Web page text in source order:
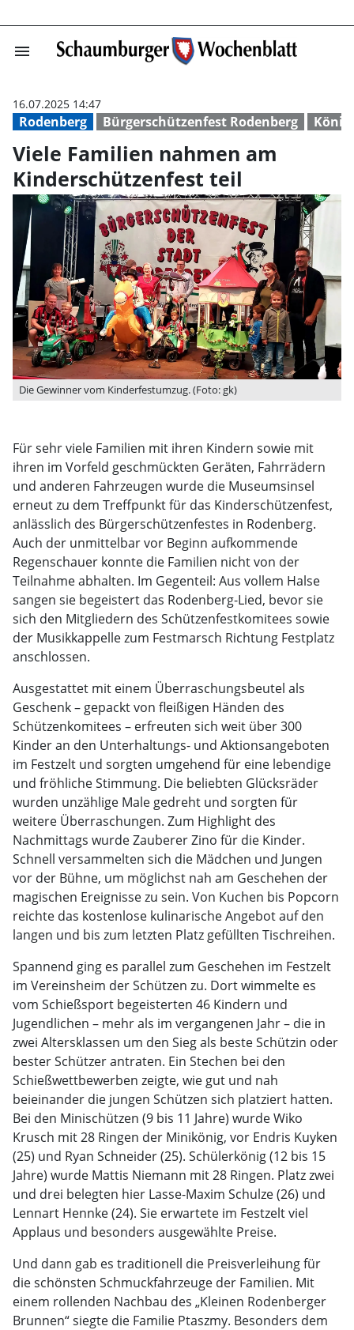
menu Viele Familien
Rodenberg Bürgerschützenfest Rodenberg
16.07.2025 14:47
Viele Familien nahmen am
Kinderschützenfest teil
Die Gewinner vom Kinderfestumzug. (Foto: gk)
Für sehr viele Familien mit ihren Kindern sowie mit
ihren im Vorfeld geschmückten Geräten, Fahrrädern
und anderen Fahrzeugen wurde die Museumsinsel
erneut zu dem Treffpunkt für das Kinderschützenfest,
anlässlich des Bürgerschützenfestes in Rodenberg.
Auch der unmittelbar vor Beginn aufkommende
Regenschauer konnte die Familien nicht von der
Teilnahme abhalten. Im Gegenteil: Aus vollem Halse
sangen sie begeistert das Rodenberg-Lied, bevor sie
sich den Mitgliedern des Schützenfestkomitees sowie
der Musikkappelle zum Festmarsch Richtung Festplatz
anschlossen.
Ausgestattet mit einem Überraschungsbeutel als
Geschenk – gepackt von fleißigen Händen des
Schützenkomitees – erfreuten sich weit über 300
Kinder an den Unterhaltungs- und Aktionsangeboten
im Festzelt und sorgten umgehend für eine lebendige
und fröhliche Stimmung. Die beliebten Glücksräder
wurden unzählige Male gedreht und sorgten für
weitere Überraschungen. Zum Highlight des
Nachmittags wurde Zauberer Zino für die Kinder.
Schnell versammelten sich die Mädchen und Jungen
vor der Bühne, um möglichst nah am Geschehen der
magischen Ereignisse zu sein. Von Kuchen bis Popcorn
reichte das kostenlose kulinarische Angebot auf den
langen und bis zum letzten Platz gefüllten Tischreihen.
Spannend ging es parallel zum Geschehen im Festzelt
im Vereinsheim der Schützen zu. Dort wimmelte es
vom Schießsport begeisterten 46 Kindern und
Jugendlichen – mehr als im vergangenen Jahr – die in
zwei Altersklassen um den Sieg als beste Schützin oder
bester Schützer antraten. Ein Stechen bei den
Schießwettbewerben zeigte, wie gut und nah
beieinander die jungen Schützen sich platziert hatten.
Bei den Minischützen (9 bis 11 Jahre) wurde Wiko
Krusch mit 28 Ringen der Minikönig, vor Endris Kuyken
(25) und Ryan Schneider (25). Schülerkönig (12 bis 15
Jahre) wurde Mattis Niemann mit 28 Ringen. Platz zwei
und drei belegten hier Lasse-Maxim Schulze (26) und
Lennart Hennke (24). Sie erwartete im Festzelt viel
Applaus und besonders ausgewählte Preise.
Und dann gab es traditionell die Preisverleihung für
die schönsten Schmuckfahrzeuge der Familien. Mit
einem rollenden Nachbau des „Kleinen Rodenberger
Brunnen“ siegte die Familie Ptaszmy. Besonders dem